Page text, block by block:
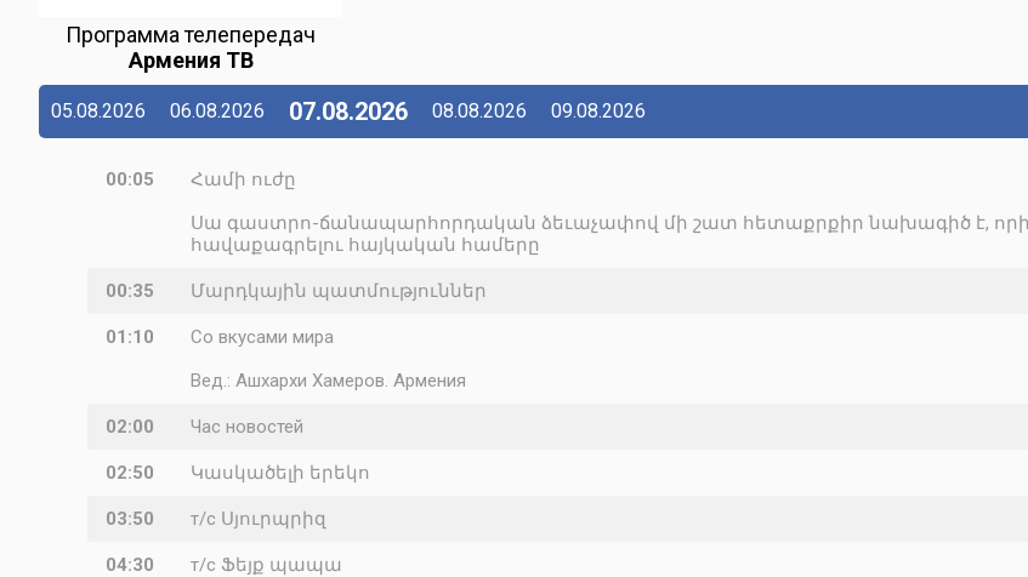
Программа телепередач
Армения ТВ
05.08.2026 06.08.2026 07.08.2026 08.08.2026 09.08.2026
00:05
Համի ուժը
Սա գաստրո-ճանապարհորդական ձեւաչափով մի շատ հետաքրքիր նախագիծ է, որի
հավաքագրելու հայկական համերը
00:35 Մարդկային պատմություններ
01:10
Со вкусами мира
Вед.: Ашхархи Хамеров. Армения
02:00 Час новостей
02:50 Կասկածելի երեկո
03:50 т/с Սյուրպրիզ
04:30
т/с Ֆեյք պապա